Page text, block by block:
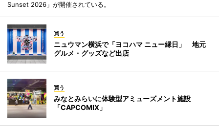
Sunset 2026」が開催されている。
買う
ニュウマン横浜で「ヨコハマ ニュー縁日」 地元
グルメ・グッズなど出店
買う
みなとみらいに体験型アミューズメント施設
「CAPCOMIX」